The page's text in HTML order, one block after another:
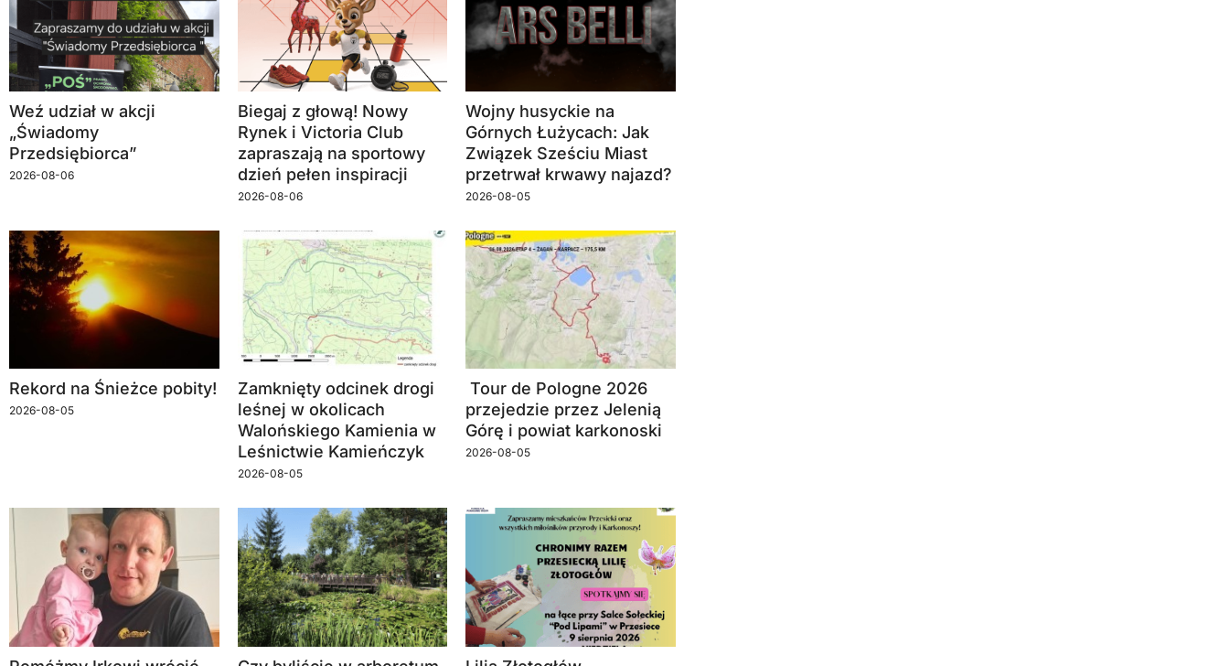
Weź udział w akcji
„Świadomy
Przedsiębiorca”
2026-08-06
Biegaj z głową! Nowy
Rynek i Victoria Club
zapraszają na sportowy
dzień pełen inspiracji
2026-08-06
Wojny husyckie na
Górnych Łużycach: Jak
Związek Sześciu Miast
przetrwał krwawy najazd?
2026-08-05
Rekord na Śnieżce pobity!
2026-08-05
Zamknięty odcinek drogi
leśnej w okolicach
Walońskiego Kamienia w
Leśnictwie Kamieńczyk
2026-08-05
Tour de Pologne 2026
przejedzie przez Jelenią
Górę i powiat karkonoski
2026-08-05